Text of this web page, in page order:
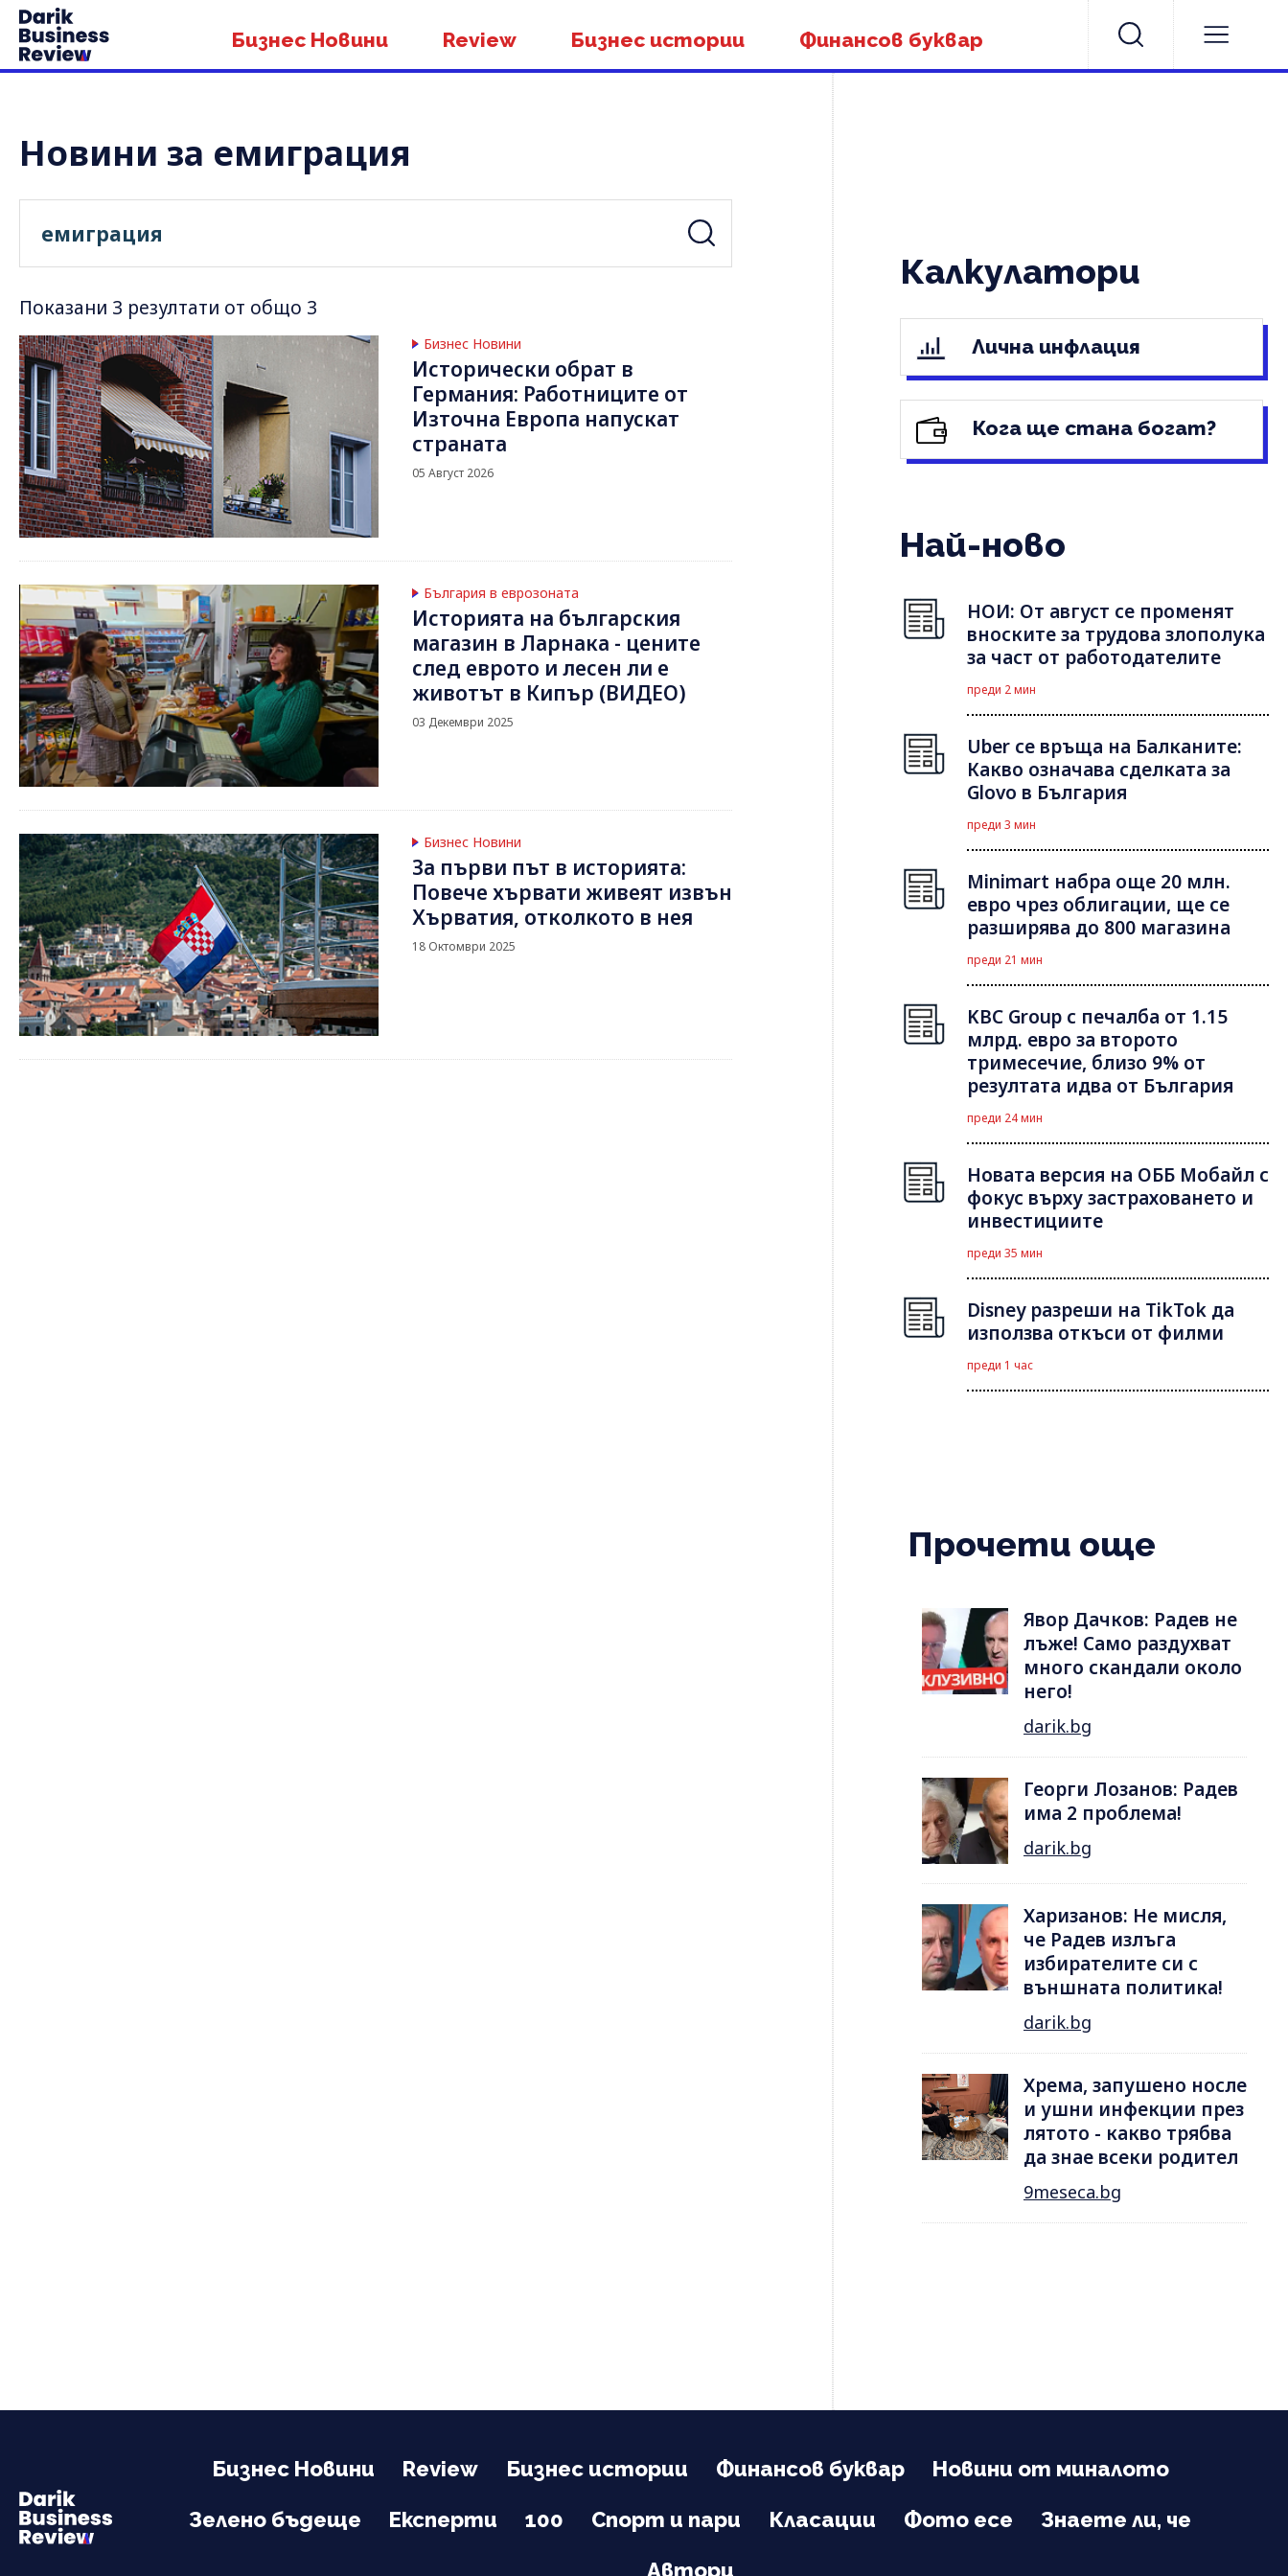
Бизнес Новини Review Бизнес истории Финансов буквар
Новини за емиграция
Показани 3 резултати от общо 3
Бизнес Новини
Исторически обрат в
Германия: Работниците от
Източна Европа напускат
страната
05 Август 2026
България в еврозоната
Историята на българския
магазин в Ларнака - цените
след еврото и лесен ли е
животът в Кипър (ВИДЕО)
03 Декември 2025
Бизнес Новини
За първи път в историята:
Повече хървати живеят извън
Хърватия, отколкото в нея
18 Октомври 2025
Калкулатори
Лична инфлация
Кога ще стана богат?
Най-ново
НОИ: От август се променят
вноските за трудова злополука
за част от работодателите
преди 2 мин
Uber се връща на Балканите:
Какво означава сделката за
Glovo в България
преди 3 мин
Minimart набра още 20 млн.
евро чрез облигации, ще се
разширява до 800 магазина
преди 21 мин
KBC Group с печалба от 1.15
млрд. евро за второто
тримесечие, близо 9% от
резултата идва от България
преди 24 мин
Новата версия на ОББ Мобайл с
фокус върху застраховането и
инвестициите
преди 35 мин
Disney разреши на TikTok да
използва откъси от филми
преди 1 час
Прочети още
Явор Дачков: Радев не
лъже! Само раздухват
много скандали около
него!
darik.bg
Георги Лозанов: Радев
има 2 проблема!
darik.bg
Харизанов: Не мисля,
че Радев излъга
избирателите си с
външната политика!
darik.bg
Хрема, запушено носле
и ушни инфекции през
лятотo - какво трябва
да знае всеки родител
9meseca.bg
Бизнес Новини Review Бизнес истории Финансов буквар Новини от миналото
Зелено бъдеще Експерти 100 Спорт и пари Класации Фото есе Знаете ли, че
Автори